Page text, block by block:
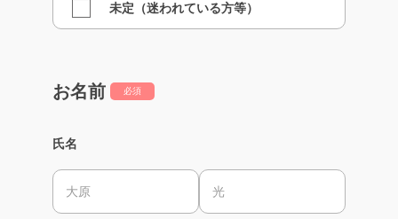
未定（迷われている方等）
お名前 必須
氏名